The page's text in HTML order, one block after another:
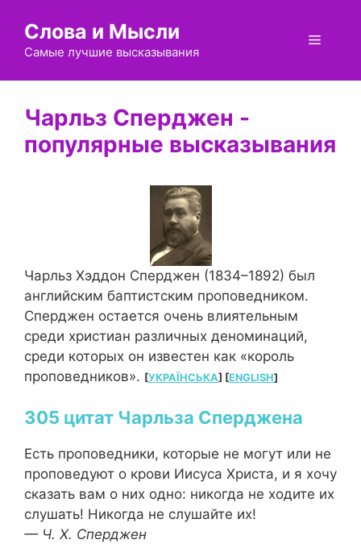
содержимому
Слова и Мысли
Самые лучшие высказывания
Меню
Чарльз Сперджен
Чарльз Хэддон Сперджен (1834–1892) был
английским баптистским проповедником.
Сперджен остается очень влиятельным
среди христиан различных деноминаций,
среди которых он известен как «король
проповедников». [УКРАЇНСЬКА] [ENGLISH]
цитат Чарльза Сперджена
Есть проповедники, которые не могут или не
проповедуют о крови Иисуса Христа, и я хочу
сказать вам о них одно: никогда не ходите их
слушать! Никогда не слушайте их!
— Ч. Х. Сперджен